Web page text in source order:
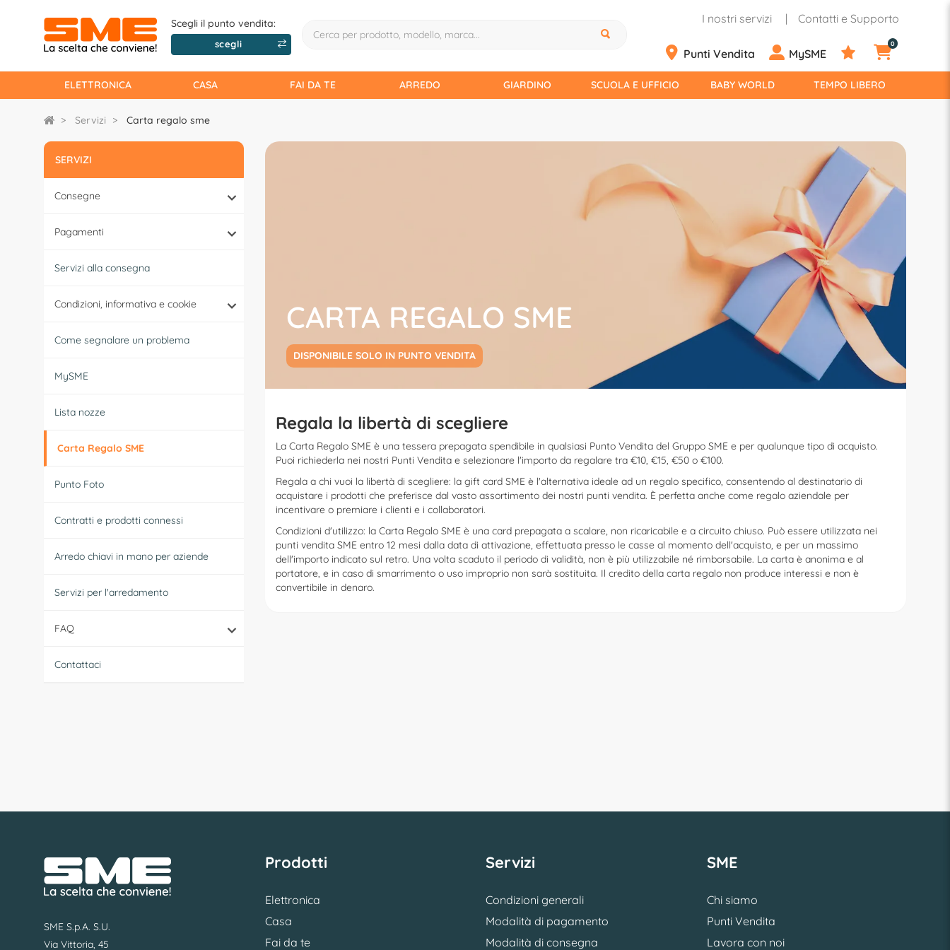
Scegli il punto vendita:
scegli
I nostri servizi Contatti e Supporto
Punti Vendita MySME
0
ELETTRONICA CASA FAI DA TE ARREDO GIARDINO SCUOLA E UFFICIO BABY WORLD TEMPO LIBERO
Servizi Carta regalo sme
SERVIZI
Consegne
Pagamenti
Servizi alla consegna
Condizioni, informativa e cookie
Come segnalare un problema
MySME
Lista nozze
Carta Regalo SME
Punto Foto
Contratti e prodotti connessi
Arredo chiavi in mano per aziende
Servizi per l'arredamento
FAQ
Contattaci
CARTA REGALO SME
DISPONIBILE SOLO IN PUNTO VENDITA
Regala la libertà di scegliere
La Carta Regalo SME è una tessera prepagata spendibile in qualsiasi Punto Vendita del Gruppo SME e per qualunque tipo di acquisto.
Puoi richiederla nei nostri Punti Vendita e selezionare l'importo da regalare tra €10, €15, €50 o €100.
Regala a chi vuoi la libertà di scegliere: la gift card SME è l'alternativa ideale ad un regalo specifico, consentendo al destinatario di
acquistare i prodotti che preferisce dal vasto assortimento dei nostri punti vendita. È perfetta anche come regalo aziendale per
incentivare o premiare i clienti e i collaboratori.
Condizioni d'utilizzo: la Carta Regalo SME è una card prepagata a scalare, non ricaricabile e a circuito chiuso. Può essere utilizzata nei
punti vendita SME entro 12 mesi dalla data di attivazione, effettuata presso le casse al momento dell'acquisto, e per un massimo
dell'importo indicato sul retro. Una volta scaduto il periodo di validità, non è più utilizzabile né rimborsabile. La carta è anonima e al
portatore, e in caso di smarrimento o uso improprio non sarà sostituita. Il credito della carta regalo non produce interessi e non è
convertibile in denaro.
SME S.p.A. S.U.
Via Vittoria, 45
Prodotti
Elettronica
Casa
Fai da te
Servizi
Condizioni generali
Modalità di pagamento
Modalità di consegna
SME
Chi siamo
Punti Vendita
Lavora con noi